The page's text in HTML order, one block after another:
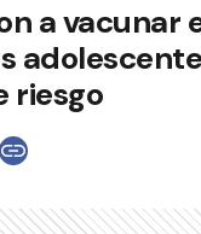
a vacunar
riesgo